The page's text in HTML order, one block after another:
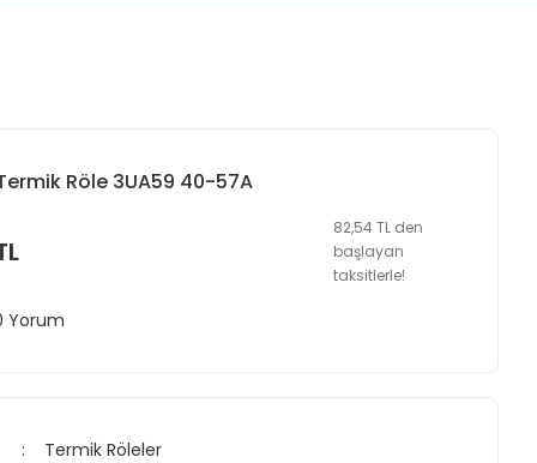
Röle 3UA59 40-57A
82,54 TL den
başlayan
taksitlerle!
Yorum
Termik Röleler